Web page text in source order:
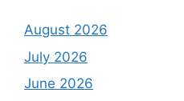
August 2026
July 2026
June 2026